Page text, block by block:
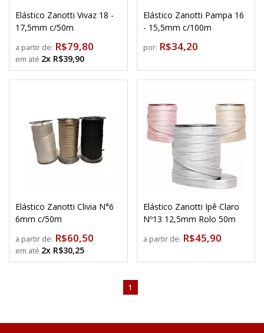
Elástico Zanotti Vivaz 18 -
17,5mm c/50m
a partir de: R$79,80
2x R$39,90
Elástico Zanotti Pampa 16
- 15,5mm c/100m
por: R$34,20
Elástico Zanotti Clivia N°6
6mm c/50m
a partir de: R$60,50
2x R$30,25
Elástico Zanotti Ipê Claro
Nº13 12,5mm Rolo 50m
a partir de: R$45,90
1